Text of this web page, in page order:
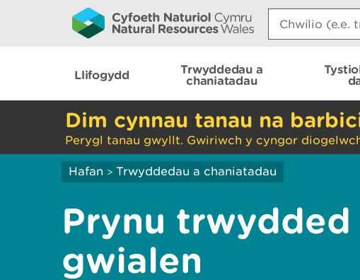
Search:
Llifogydd
Trwyddedau a
chaniatadau
Dim cynnau tanau na
Perygl tanau gwyllt. Gwiriwch y cyngor
Hafan > Trwyddedau a chaniatadau
Prynu trwydded
gwialen